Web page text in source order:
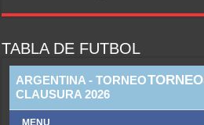
TABLA DE FUTBOL